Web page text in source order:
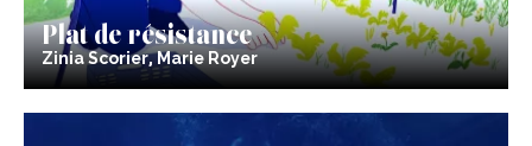
Plat de résistance
Zinia Scorier, Marie Royer